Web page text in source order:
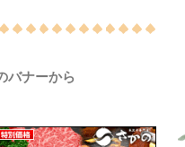
バナーから